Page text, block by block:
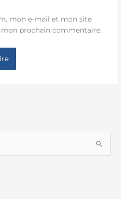
mon e-mail et mon site
prochain commentaire.